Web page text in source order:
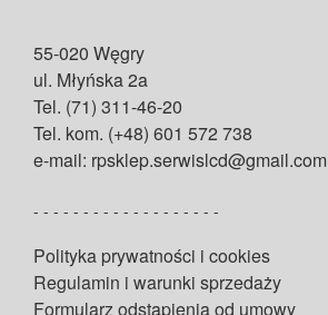
55-020 Węgry
ul. Młyńska 2a
Tel. (71) 311-46-20
Tel. kom. (+48) 601 572 738
e-mail: rpsklep.serwislcd@gmail.com
- - - - - - - - - - - - - - - - - - -
Polityka prywatności i cookies
Regulamin i warunki sprzedaży
Formularz odstąpienia od umowy